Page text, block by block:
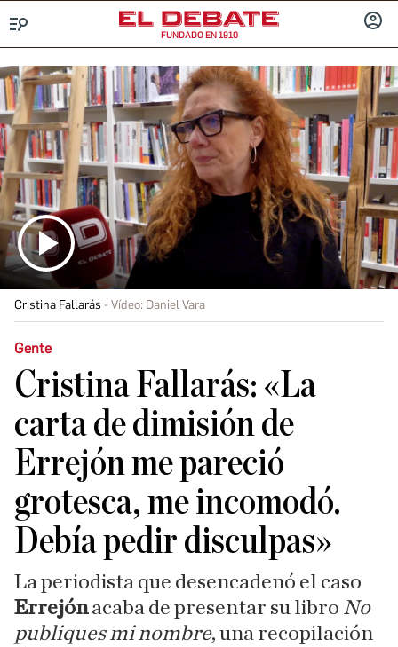
FUNDADO EN 1910
Cristina Fallarás Vídeo: Daniel Vara
Gente
Cristina Fallarás: «La
carta de dimisión de
Errejón me pareció
grotesca, me incomodó.
Debía pedir disculpas»
La periodista que desencadenó el caso
Errejónacaba de presentar su libro No
publiques mi nombre, una recopilación